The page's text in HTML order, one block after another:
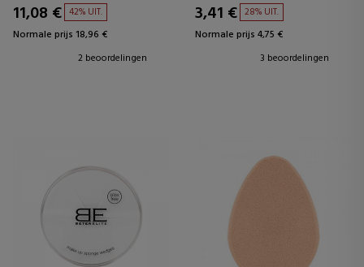
11,08 € 42% UIT.
Normale prijs 18,96 €
2 beoordelingen
3,41 € 28% UIT.
Normale prijs 4,75 €
3 beoordelingen